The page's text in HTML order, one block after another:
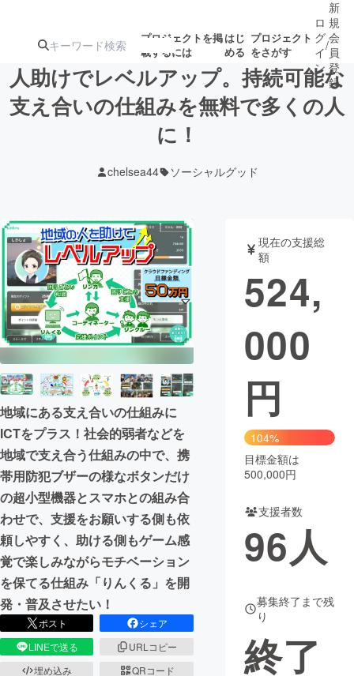
プロジェクトを掲
載するには
はじ
める
プロジェクト
をさがす
注目の新着プロ
テクノロジー・ガジェット
映像・映画 書籍・雑誌
ビジネス・起業 チャレンジ
まちづくり・地域活性化
CAMPFIRE for Social Good
CAMPFIRE Creation
CAMPFIREふるさと納税machi-ya コミュニティ
ロ
グ
イ
ン
/
新
規
会
員
登
録
人助けでレベルアップ。持続可能な
支え合いの仕組みを無料で多くの人
に！
chelsea44 ソーシャルグッド
地域にある支え合いの仕組みに
ICTをプラス！社会的弱者などを
地域で支え合う仕組みの中で、携
帯用防犯ブザーの様なボタンだけ
の超小型機器とスマホとの組み合
わせで、支援をお願いする側も依
頼しやすく、助ける側もゲーム感
覚で楽しみながらモチベーション
を保てる仕組み「りんくる」を開
発・普及させたい！
ポスト
シェア
LINEで送る
URLコピー
埋め込み
QRコード
現在の支援総
額
524,
000
円
104%
目標金額は
500,000円
支援者数
96人
募集終了まで残
り
終了